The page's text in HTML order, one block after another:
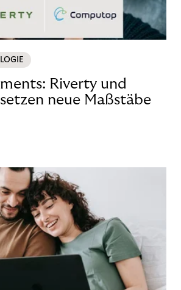
Riverty und
neue Maßstäbe